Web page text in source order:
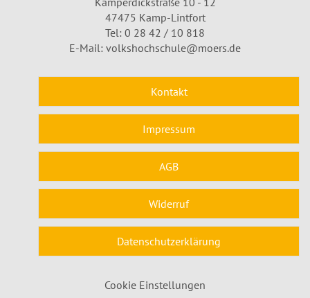
47475 Kamp-Lintfort
Tel: 0 28 42 / 10 818
E-Mail: volkshochschule@moers.de
Kontakt
Impressum
AGB
Widerruf
Datenschutzerklärung
Cookie Einstellungen